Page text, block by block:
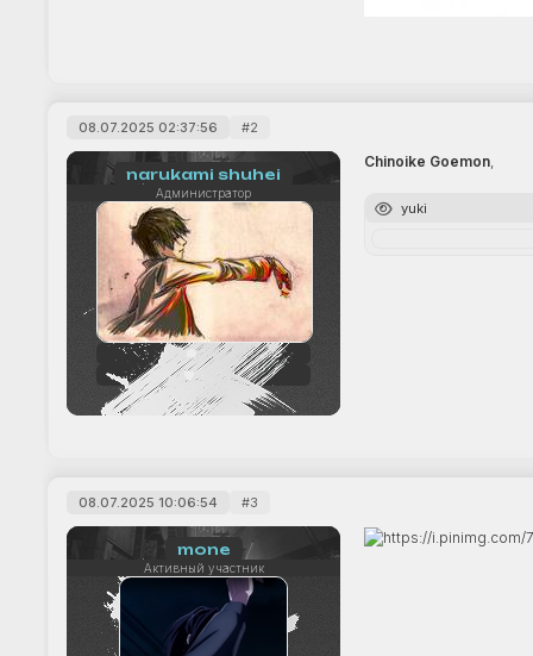
2
08.07.2025 02:37:56
narukami shuhei
Администратор
242
+33
Chinoike Goemon,
yuki
3
08.07.2025 10:06:54
mone
Активный участник